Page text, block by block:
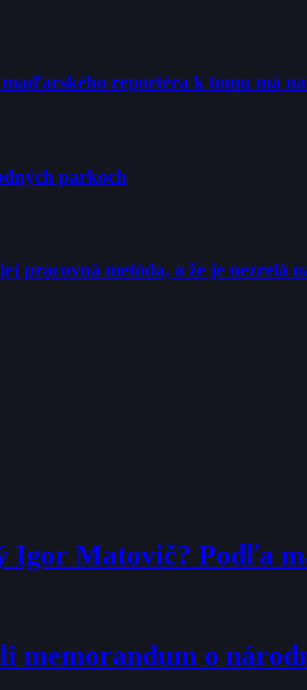
reportéra k tomu má
parkoch
pracovná metóda, a že je nezrelá
Igor Matovič? Podľa
memorandum o